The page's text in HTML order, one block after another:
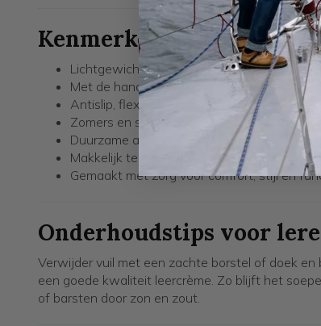
Kenmerken van de TIO
Lichtgewicht heren slippers met leren
Met de hand gestikt leren voetbed voor
Antislip, flexibele PU-zool met goede grip
Zomers en stijlvol ontwerp, perfect voor
Duurzame afwerking met oog voor
Makkelijk te combineren met casual
Gemaakt met zorg voor comfort, stijl en
Onderhoudstips voor
Verwijder vuil met een zachte borstel of doek
een goede kwaliteit leercrème. Zo blijft het
of barsten door zon en zout.